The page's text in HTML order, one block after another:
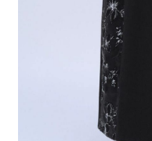
１．透過由恩沛科技股份有限
易，需依本服務之必要範圍內
權轉讓予恩沛科技股份有限公司
２．關於個人資料處理事宜，
３．未成年的使用者請事先徵
「AFTEE先享後付」，若未經
４．使用「AFTEE先享後付」
時審查核予不同之上限額度；